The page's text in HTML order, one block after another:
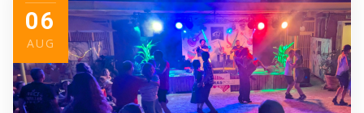
06
AUG